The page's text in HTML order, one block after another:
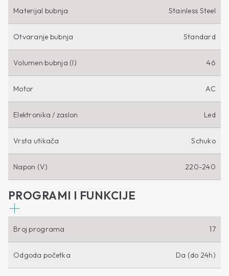
Materijal bubnja Stainless Steel
Otvaranje bubnja Standard
Volumen bubnja (l) 46
Motor AC
Elektronika / zaslon Led
Vrsta utikača Schuko
Napon (V) 220-240
PROGRAMI I FUNKCIJE
Broj programa 17
Odgoda početka Da (do 24h)